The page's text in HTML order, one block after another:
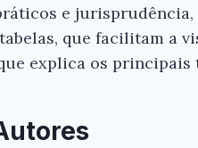
e
que facilitam a
explica os